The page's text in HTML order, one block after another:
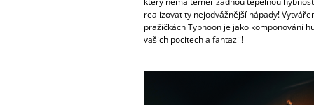
realizovat ty nejodvážnější nápady!
pražičkách Typhoon je jako komponování
vašich pocitech a fantazii!